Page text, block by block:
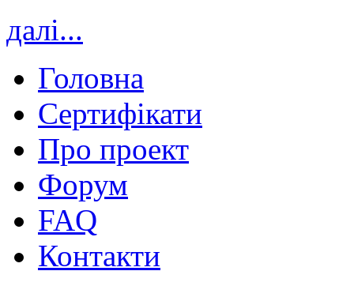
далі...
Головна
Сертифікати
Про проект
Форум
FAQ
Контакти